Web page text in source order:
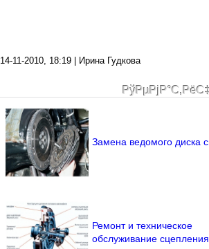
14-11-2010, 18:19 | Ирина Гудкова
Замена ведомого диска
Ремонт и техническое
обслуживание сцепления